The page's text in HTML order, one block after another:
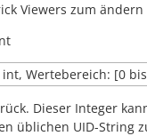
Viewers zum ändern
int, Wertebereich: [0
Dieser Integer
üblichen UID-String